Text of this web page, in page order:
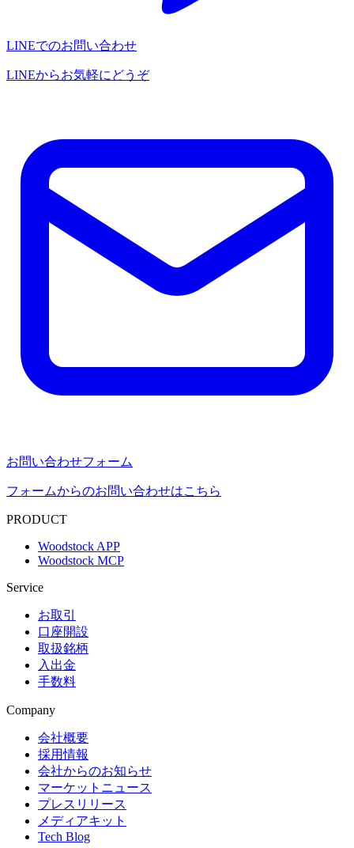
LINEでのお問い合わせ
LINEからお気軽にどうぞ
お問い合わせフォーム
フォームからのお問い合わせはこちら
PRODUCT
Woodstock APP
Woodstock MCP
Service
お取引
口座開設
取扱銘柄
入出金
手数料
Company
会社概要
採用情報
会社からのお知らせ
マーケットニュース
プレスリリース
メディアキット
Tech Blog